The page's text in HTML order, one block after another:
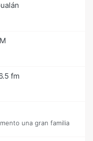
fm
una gran familia